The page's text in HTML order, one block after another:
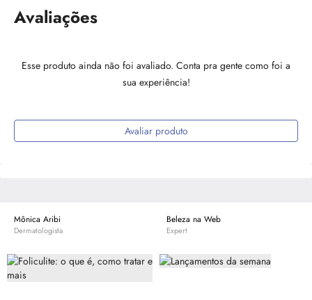
Avaliações
Esse produto ainda não foi avaliado. Conta pra gente como foi a
sua experiência!
Avaliar produto
Mônica Aribi
Dermatologista
Beleza na Web
Expert